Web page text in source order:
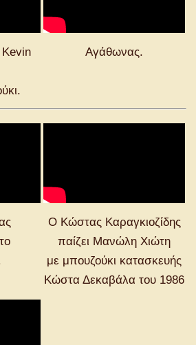
Αγάθωνας.
Ο Κώστας Καραγκιοζίδης
παίζει Μανώλη Χιώτη
με μπουζούκι κατασκευής
Κώστα Δεκαβάλα του 1986